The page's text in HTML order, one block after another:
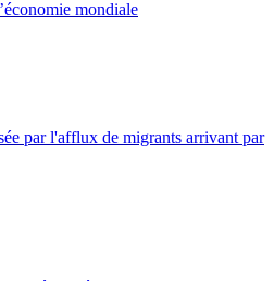
mondiale
par l'afflux de migrants arrivant par